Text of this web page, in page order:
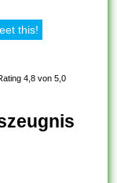
this!
4,8 von 5,0